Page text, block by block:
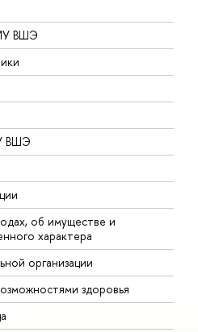
ВШЭ
ВШЭ
об имуществе и
характера
организации
здоровья